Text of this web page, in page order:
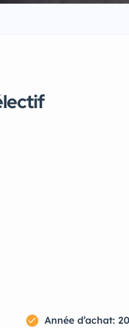
Année d’achat: